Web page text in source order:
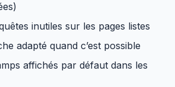
inutiles sur les pages listes
adapté quand c’est possible
affichés par défaut dans les